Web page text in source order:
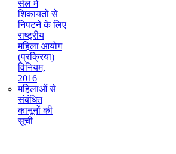
सेल में
शिकायतों से
निपटने के लिए
राष्ट्रीय
महिला आयोग
(प्रक्रिया)
विनियम,
2016
महिलाओं से
संबंधित
कानूनों की
सूची